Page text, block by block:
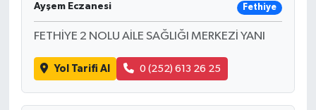
Ayşem Eczanesi Fethiye
FETHİYE 2 NOLU AİLE SAĞLIĞI MERKEZİ YANI
Yol Tarifi Al 0 (252) 613 26 25